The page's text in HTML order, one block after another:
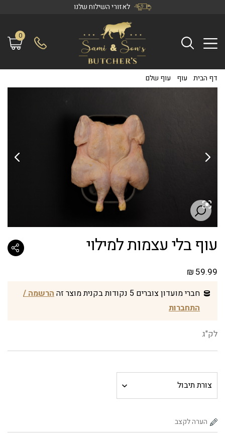
לאזורי השילוח שלנו
0
דף הבית עוף עוף שלם
עוף בלי עצמות למילוי
₪ 59.99
חברי מועדון צוברים 5 נקודות בקנית מוצר זה
הרשמה /
התחברות
לק"ג